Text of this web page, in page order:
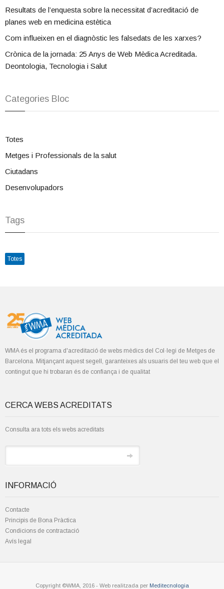
Resultats de l’enquesta sobre la necessitat d’acreditació de
planes web en medicina estètica
Com influeixen en el diagnòstic les falsedats de les xarxes?
Crònica de la jornada: 25 Anys de Web Mèdica Acreditada.
Deontologia, Tecnologia i Salut
Categories Bloc
Totes
Metges i Professionals de la salut
Ciutadans
Desenvolupadors
Tags
Totes
WMA és el programa d'acreditació de webs mèdics del Col·legi de Metges de
Barcelona. Mitjançant aquest segell, garanteixes als usuaris del teu web que el
contingut que hi trobaran és de confiança i de qualitat
CERCA WEBS ACREDITATS
Consulta ara tots els webs acreditats
INFORMACIÓ
Contacte
Principis de Bona Pràctica
Condicions de contractació
Avís legal
Copyright ©WMA, 2016 - Web realitzada per Meditecnologia